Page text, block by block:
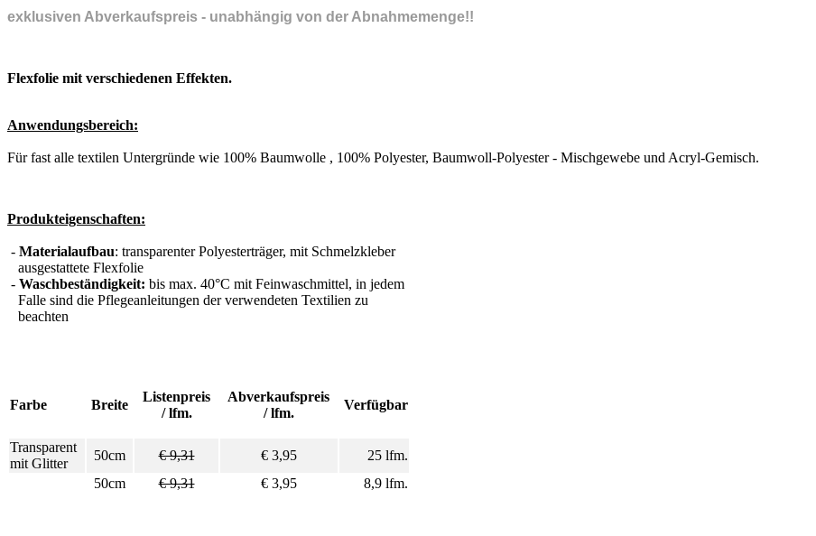
exklusiven Abverkaufspreis - unabhängig von der Abnahmemenge!!
Flexfolie mit verschiedenen Effekten.
Anwendungsbereich:
Für fast alle textilen Untergründe wie 100% Baumwolle , 100% Polyester, Baumwoll-Polyester - Mischgewebe und Acryl-Gemisch.
Produkteigenschaften:
- Materialaufbau: transparenter Polyesterträger, mit Schmelzkleber
ausgestattete Flexfolie
- Waschbeständigkeit: bis max. 40°C mit Feinwaschmittel, in jedem
Falle sind die Pflegeanleitungen der verwendeten Textilien zu
beachten
Farbe Breite
Listenpreis
/ lfm.
Abverkaufspreis
/ lfm.
Verfügbar
Transparent
mit Glitter
50cm € 9,31 € 3,95
25 lfm.
50cm
€ 9,31 € 3,95 8,9 lfm.